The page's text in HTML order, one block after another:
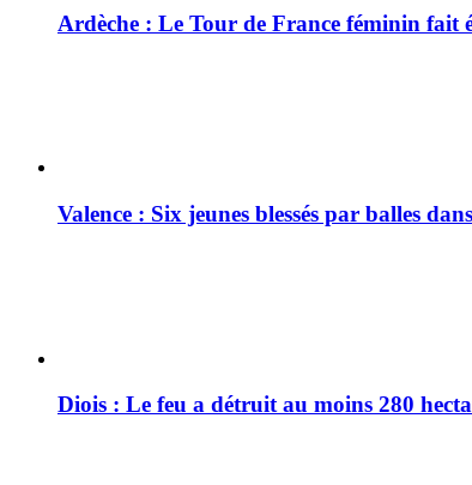
Ardèche : Le Tour de France féminin fait
Valence : Six jeunes blessés par balles
Diois : Le feu a détruit au moins 280